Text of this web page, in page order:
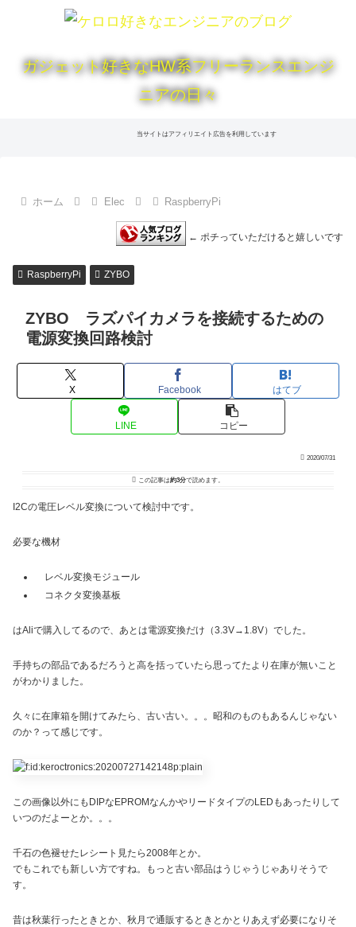
ガジェット好きなHW系フリーランスエンジ
ニアの日々
当サイトはアフィリエイト広告を利用しています
ホーム Elec RaspberryPi
← ポチっていただけると嬉しいです
RaspberryPi ZYBO
ZYBO ラズパイカメラを接続するための
電源変換回路検討
X Facebook はてブ
LINE コピー
2020/07/31
この記事は約3分で読めます。
I2Cの電圧レベル変換について検討中です。
必要な機材
レベル変換モジュール
コネクタ変換基板
はAliで購入してるので、あとは電源変換だけ（3.3V→1.8V）でした。
手持ちの部品であるだろうと高を括っていたら思ってたより在庫が無いこと
がわかりました。
久々に在庫箱を開けてみたら、古い古い。。。昭和のものもあるんじゃない
のか？って感じです。
この画像以外にもDIPなEPROMなんかやリードタイプのLEDもあったりして
いつのだよーとか。。。
千石の色褪せたレシート見たら2008年とか。
でもこれでも新しい方ですね。もっと古い部品はうじゃうじゃありそうで
す。
昔は秋葉行ったときとか、秋月で通販するときとかとりあえず必要になりそ